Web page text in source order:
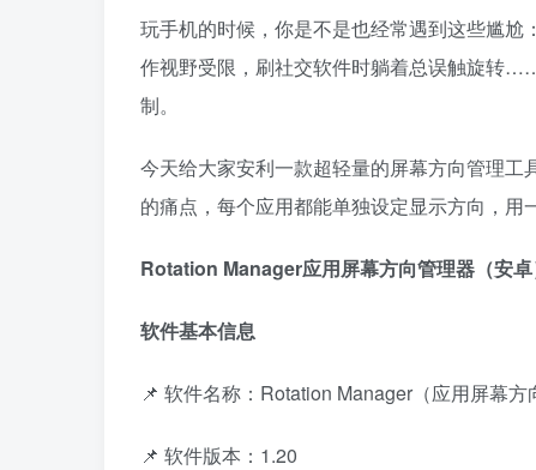
玩手机的时候，你是不是也经常遇到这些尴
作视野受限，刷社交软件时躺着总误触旋转
制。
今天给大家安利一款超轻量的屏幕方向管理
的痛点，每个应用都能单独设定显示方向，用
Rotation Manager应用屏幕方向管理器（安卓
软件基本信息
📌 软件名称：Rotation Manager（应用屏幕方
📌 软件版本：1.20